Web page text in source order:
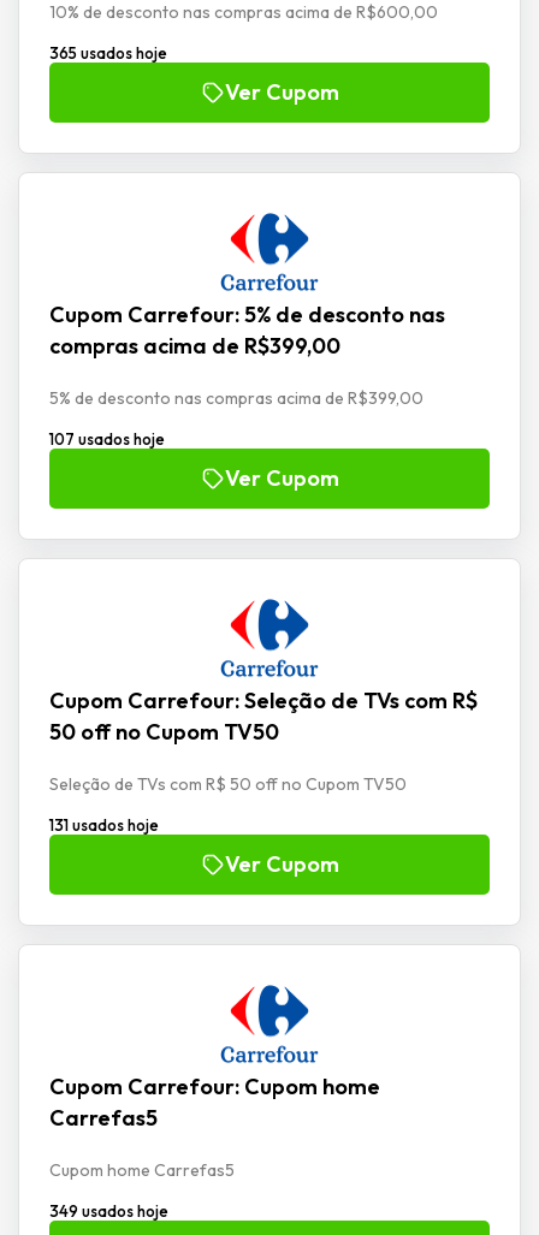
10% de desconto nas compras acima de R$600,00
365 usados hoje
Ver Cupom
Cupom Carrefour: 5% de desconto nas
compras acima de R$399,00
5% de desconto nas compras acima de R$399,00
107 usados hoje
Ver Cupom
Cupom Carrefour: Seleção de TVs com R$
50 off no Cupom TV50
Seleção de TVs com R$ 50 off no Cupom TV50
131 usados hoje
Ver Cupom
Cupom Carrefour: Cupom home
Carrefas5
Cupom home Carrefas5
349 usados hoje